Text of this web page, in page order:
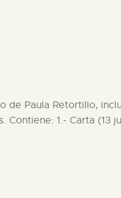
de Paula Retortillo,
1.- Carta (13